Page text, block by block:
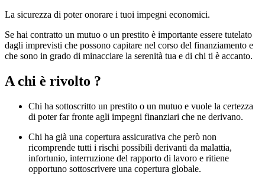
La sicurezza di poter onorare i tuoi impegni economici.
Se hai contratto un mutuo o un prestito è importante essere tutelato
dagli imprevisti che possono capitare nel corso del finanziamento e
che sono in grado di minacciare la serenità tua e di chi ti è accanto.
A chi è rivolto ?
Chi ha sottoscritto un prestito o un mutuo e vuole la certezza
di poter far fronte agli impegni finanziari che ne derivano.
Chi ha già una copertura assicurativa che però non
ricomprende tutti i rischi possibili derivanti da malattia,
infortunio, interruzione del rapporto di lavoro e ritiene
opportuno sottoscrivere una copertura globale.